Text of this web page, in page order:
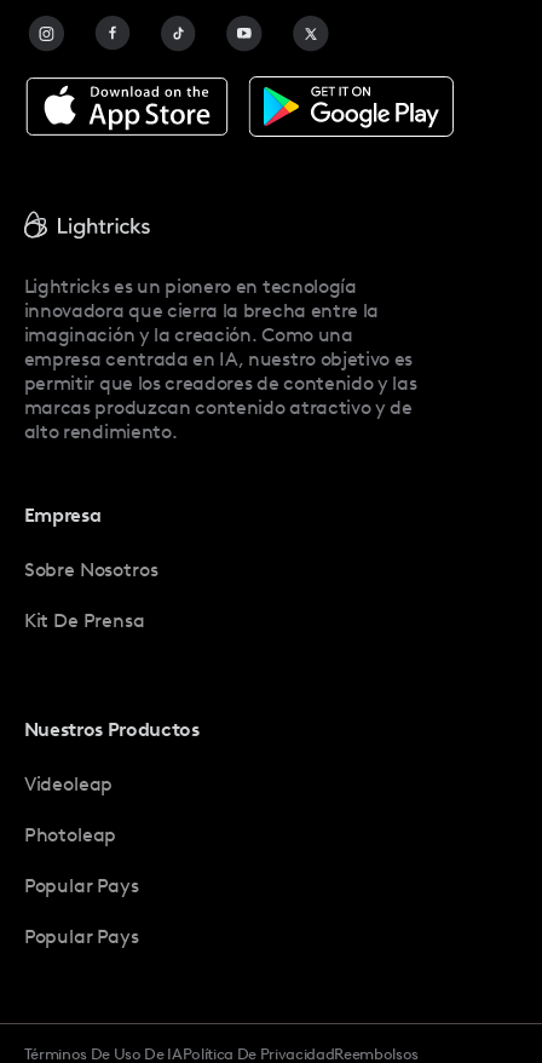
Facetune Alternatives
Acerca De Facetune
Facetune Reviews
Lightricks es un pionero en tecnología
innovadora que cierra la brecha entre la
imaginación y la creación. Como una
empresa centrada en IA, nuestro objetivo es
permitir que los creadores de contenido y las
marcas produzcan contenido atractivo y de
alto rendimiento.
Empresa
Sobre Nosotros
Kit De Prensa
Nuestros Productos
Videoleap
Photoleap
Popular Pays
Popular Pays
Términos De Uso De IAPolítica De PrivacidadReembolsos